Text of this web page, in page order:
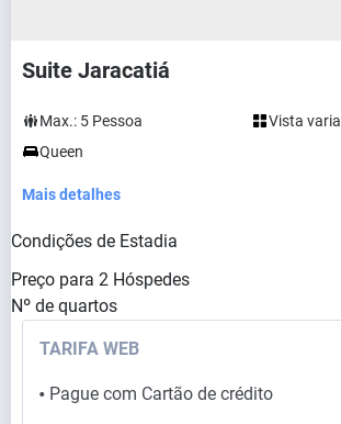
Suite Jaracatiá
Max.: 5 Pessoa
Vista
Queen
Mais detalhes
Condições de Estadia
Preço para 2 Hóspedes
Nº de quartos
TARIFA WEB
⬤ Pague com Cartão de crédito